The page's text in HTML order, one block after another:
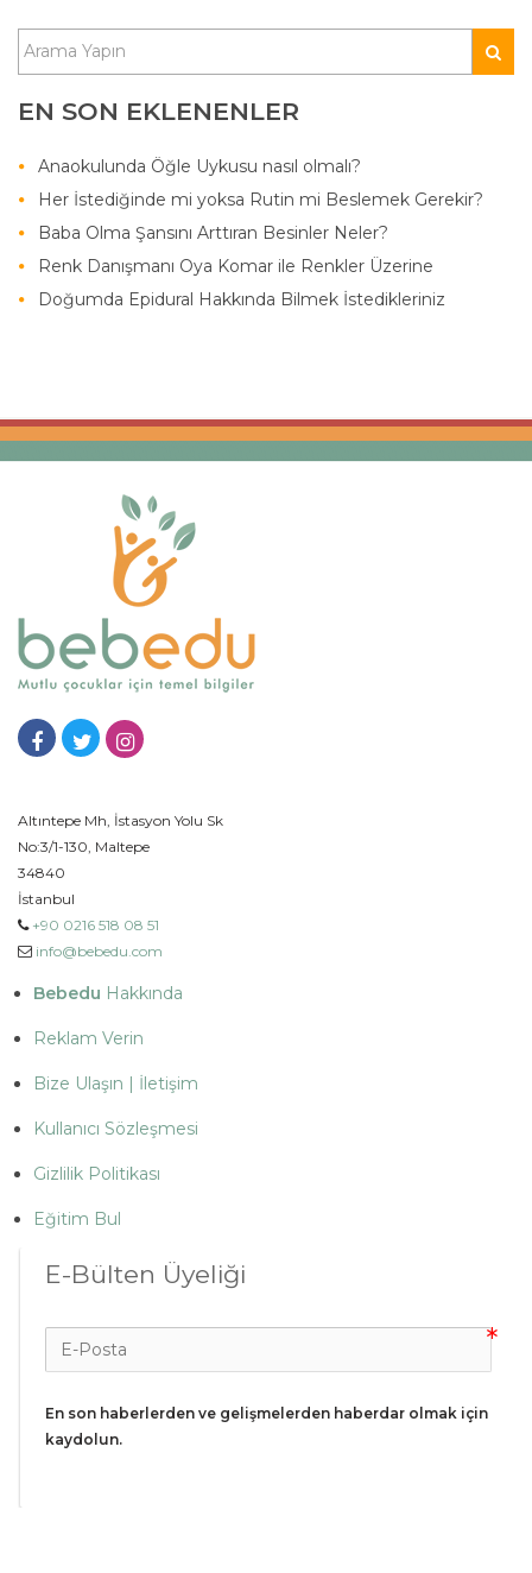
EN SON EKLENENLER
Anaokulunda Öğle Uykusu nasıl olmalı?
Her İstediğinde mi yoksa Rutin mi Beslemek Gerekir?
Baba Olma Şansını Arttıran Besinler Neler?
Renk Danışmanı Oya Komar ile Renkler Üzerine
Doğumda Epidural Hakkında Bilmek İstedikleriniz
Altıntepe Mh, İstasyon Yolu Sk
No:3/1-130, Maltepe
34840
İstanbul
+90 0216 518 08 51
info@bebedu.com
Bebedu Hakkında
Reklam Verin
Bize Ulaşın | İletişim
Kullanıcı Sözleşmesi
Gizlilik Politikası
Eğitim Bul
E-Bülten Üyeliği
En son haberlerden ve gelişmelerden haberdar olmak için
kaydolun.